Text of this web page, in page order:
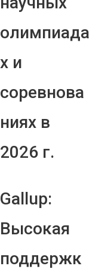
олимпиада
х и
соревнова
ниях в
2026 г.
Gallup:
Высокая
поддержк